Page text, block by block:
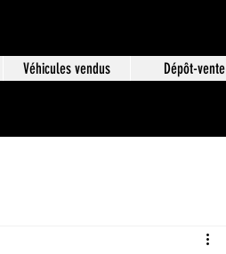
Véhicules vendus Dépôt-vente